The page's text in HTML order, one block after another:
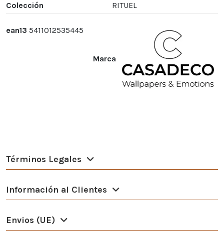
Colección
RITUEL
Marca
ean13 5411012535445
Términos Legales
Información al Clientes
Envios (UE)